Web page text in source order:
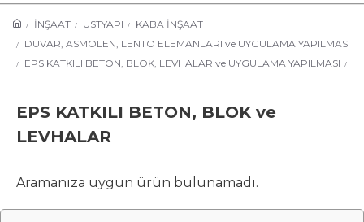
İNŞAAT ÜSTYAPI
KABA İNŞAAT
DUVAR, ASMOLEN, LENTO ELEMANLARI ve UYGULAMA YAPILMASI
EPS KATKILI BETON, BLOK, LEVHALAR ve UYGULAMA YAPILMASI
EPS KATKILI BETON, BLOK ve
LEVHALAR
Aramanıza uygun ürün bulunamadı.